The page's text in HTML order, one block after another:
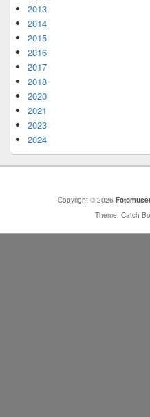
2013
2014
2015
2016
2017
2018
2020
2021
2023
2024
Copyright © 2026
Theme: Catch